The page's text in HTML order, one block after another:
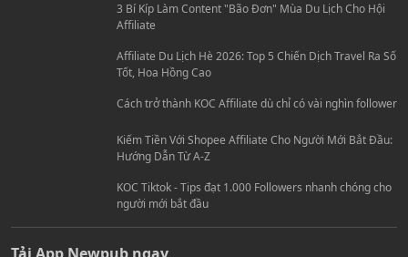
KOC Tiktok - Tips đạt 1.000 Followers nhanh chóng cho
người mới bắt đầu
AFFILIATE MARKETING
Affiliate
Affiliate Du Lịch Hè 2026: Top 5 Chiến Dịch Travel Ra Số